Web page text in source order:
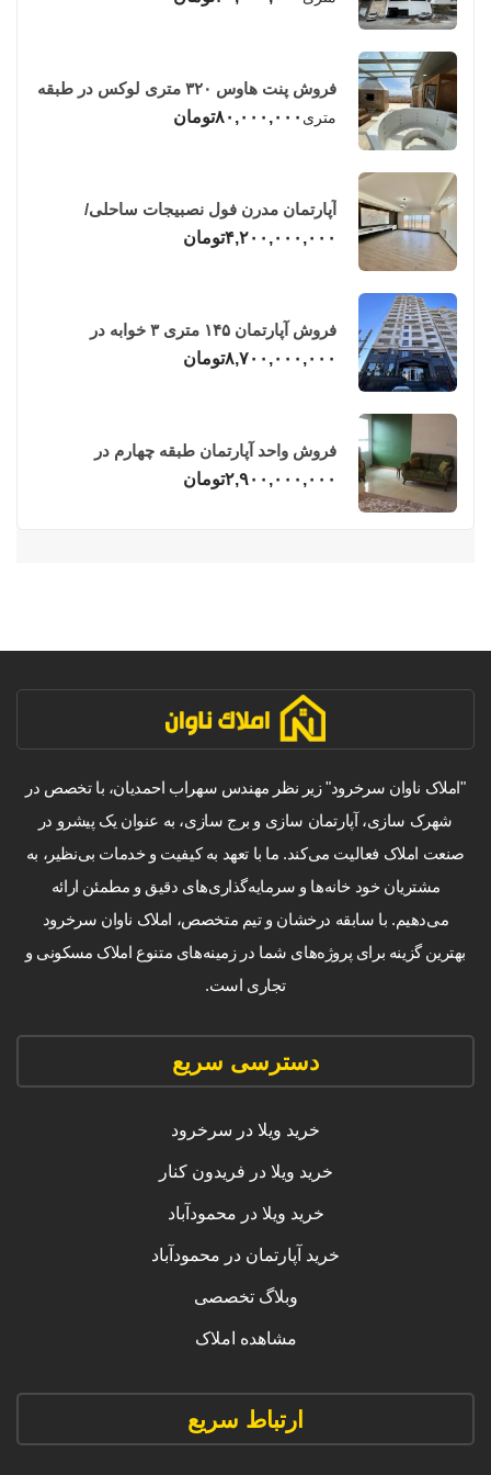
فروش پنت هاوس ۳۲۰ متری لوکس در طبقه
چهاردهم فریدونکنار
متری ۸۰,۰۰۰,۰۰۰تومان
آپارتمان مدرن فول نصبیجات ساحلی/
فریدونکنار
۴,۲۰۰,۰۰۰,۰۰۰تومان
فروش آپارتمان ۱۴۵ متری ۳ خوابه در
فریدونکنار
۸,۷۰۰,۰۰۰,۰۰۰تومان
فروش واحد آپارتمان طبقه چهارم در
فریدونکنار
۲,۹۰۰,۰۰۰,۰۰۰تومان
"املاک ناوان سرخرود" زیر نظر مهندس سهراب احمدیان، با تخصص در
شهرک سازی، آپارتمان سازی و برج سازی، به عنوان یک پیشرو در
صنعت املاک فعالیت می‌کند. ما با تعهد به کیفیت و خدمات بی‌نظیر، به
مشتریان خود خانه‌ها و سرمایه‌گذاری‌های دقیق و مطمئن ارائه
می‌دهیم. با سابقه درخشان و تیم متخصص، املاک ناوان سرخرود
بهترین گزینه برای پروژه‌های شما در زمینه‌های متنوع املاک مسکونی و
تجاری است.
دسترسی سریع
خرید ویلا در سرخرود
خرید ویلا در فریدون کنار
خرید ویلا در محمودآباد
خرید آپارتمان در محمودآباد
وبلاگ تخصصی
مشاهده املاک
ارتباط سریع